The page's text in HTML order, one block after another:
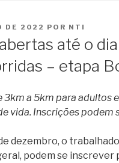
DE 2022 POR NTI
até o
– etapa
3km a 5km para
vida. Inscrições podem
o
podem se inscrever